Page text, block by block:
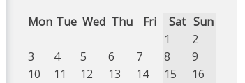
Mon Tue Wed Thu Fri Sat Sun
1
2
3
4 5 6 7 8
9
10
11 12 13 14 15
16